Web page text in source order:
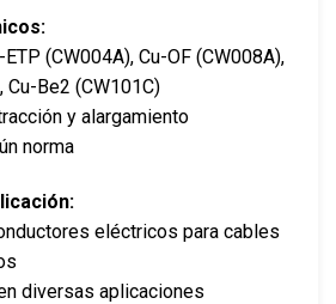
(CW004A), Cu-OF (CW008A),
Cu-Be2 (CW101C)
y alargamiento
norma
eléctricos para cables
diversas aplicaciones